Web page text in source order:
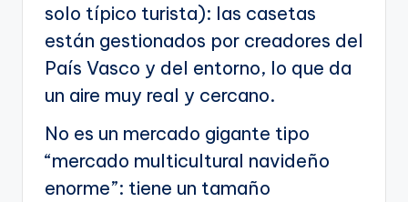
solo típico turista): las casetas
están gestionados por creadores del
País Vasco y del entorno, lo que da
un aire muy real y cercano.
No es un mercado gigante tipo
“mercado multicultural navideño
enorme”: tiene un tamaño